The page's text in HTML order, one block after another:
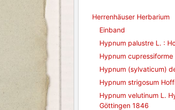
Herrenhäuser Herbarium
Einband
Hypnum palustre L. :
Hypnum
Hypnum (sylvaticum)
Hypnum strigosum
Hypnum velutinum L.
Göttingen 1846